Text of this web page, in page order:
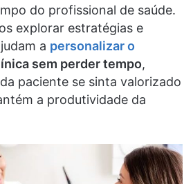
do profissional de saúde.
explorar estratégias e
a personalizar o
sem perder tempo,
paciente se sinta valorizado
a produtividade da